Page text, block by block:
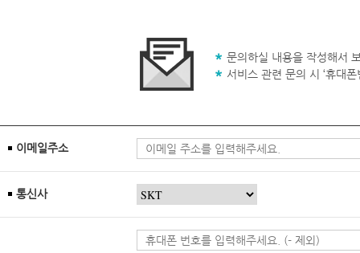
문의하실 내용을 작성해서
서비스 관련 문의 시 ‘휴대
이메일주소
통신사